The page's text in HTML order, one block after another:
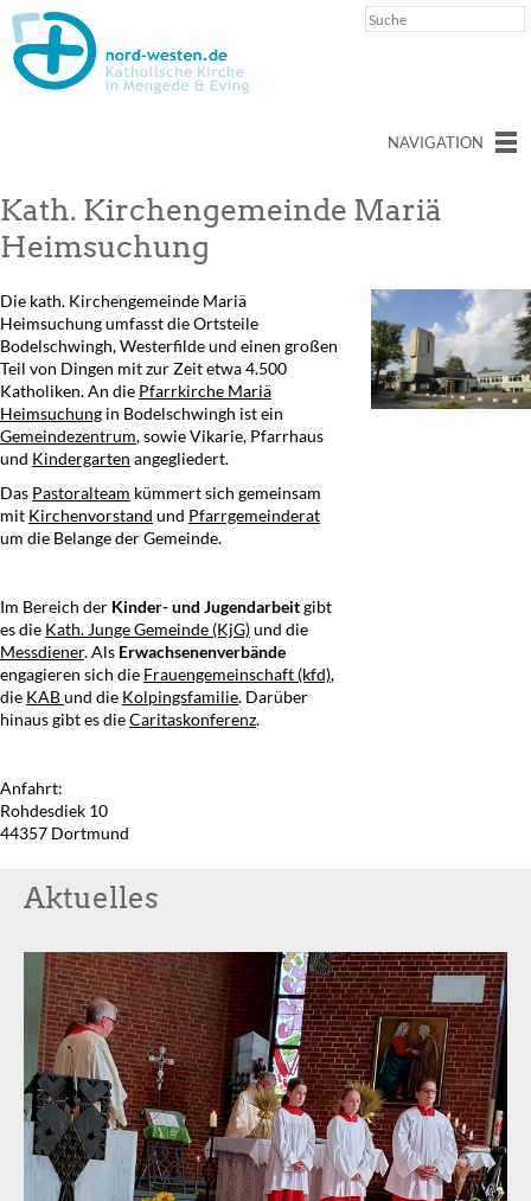
NAVIGATION
Kath. Kirchengemeinde Mariä
Heimsuchung
Die kath. Kirchengemeinde Mariä
Heimsuchung umfasst die Ortsteile
Bodelschwingh, Westerfilde und einen großen
Teil von Dingen mit zur Zeit etwa 4.500
Katholiken. An die Pfarrkirche Mariä
Heimsuchung in Bodelschwingh ist ein
Gemeindezentrum, sowie Vikarie, Pfarrhaus
und Kindergarten angegliedert.
Das Pastoralteam kümmert sich gemeinsam
mit Kirchenvorstand und Pfarrgemeinderat
um die Belange der Gemeinde.
Im Bereich der Kinder- und Jugendarbeitgibt
es die Kath. Junge Gemeinde (KjG)und die
Messdiener. Als Erwachsenenverbände
engagieren sich die Frauengemeinschaft (kfd),
die KABund die Kolpingsfamilie. Darüber
hinaus gibt es dieCaritaskonferenz.
Anfahrt:
Rohdesdiek 10
44357 Dortmund
Aktuelles